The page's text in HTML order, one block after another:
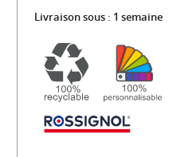
Livraison sous : 1 semaine